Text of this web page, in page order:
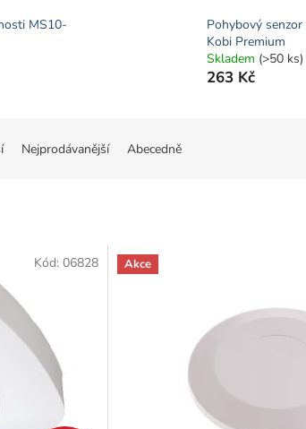
MS10-
Pohybový
Kobi Premium
Skladem (>50 ks)
263 Kč
Nejprodávanější Abecedně
Kód:06828 Akce